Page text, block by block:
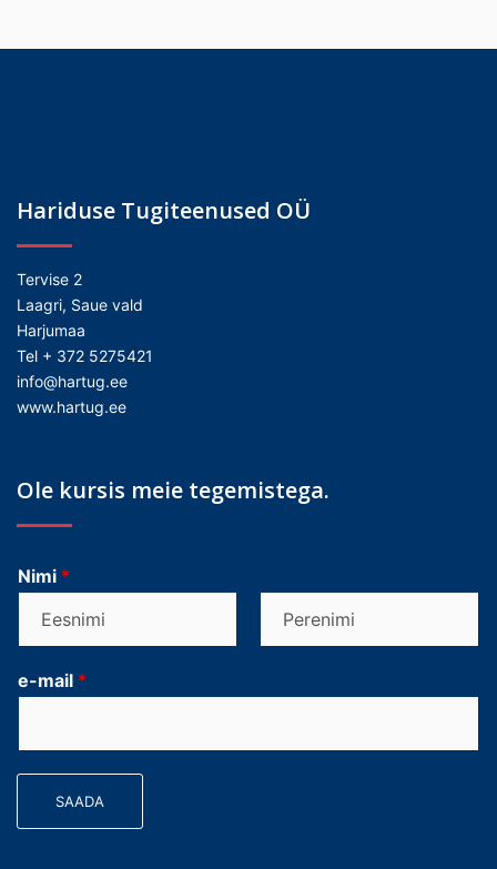
Hariduse Tugiteenused OÜ
Tervise 2
Laagri, Saue vald
Harjumaa
Tel + 372 5275421
info@hartug.ee
www.hartug.ee
Ole kursis meie tegemistega.
Nimi *
re-mail *
SAADA